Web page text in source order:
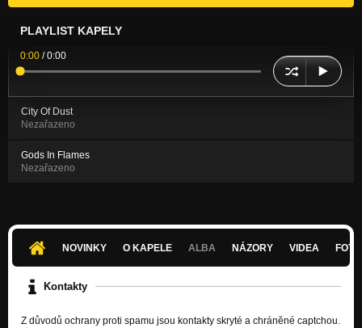
PLAYLIST KAPELY
0:00 /0:00
City Of Dust
Nezařazeno
Gods In Flames
Nezařazeno
NOVINKY O KAPELE ALBA NÁZORY VIDEA
Kontakty
Z důvodů ochrany proti spamu jsou kontakty skryté a chráněné captchou.